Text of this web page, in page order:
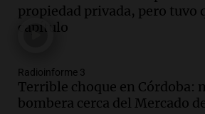
Noticias
Episodios
Cayetano en Córdoba con
durante todo el día
Noticias
propiedad privada, pero tuvo
capítulo
Radioinforme 3
Terrible choque en Córdoba:
bombera cerca del Mercado